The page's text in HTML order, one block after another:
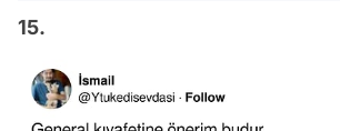
15.